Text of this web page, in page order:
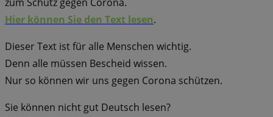
Hier können Sie den Text lesen.
Dieser Text ist für alle Menschen wichtig.
Denn alle müssen Bescheid wissen.
Nur so können wir uns gegen Corona schützen.
Sie können nicht gut Deutsch lesen?